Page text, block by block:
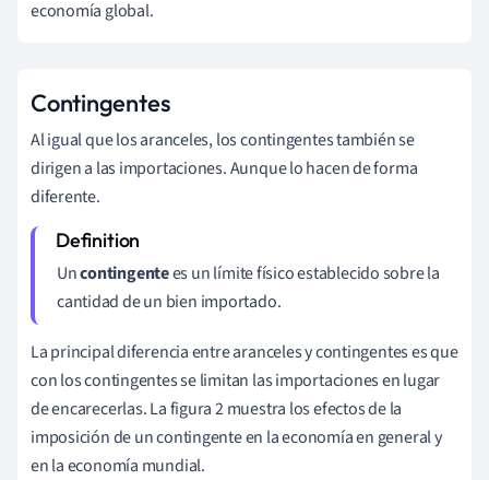
economía global.
Contingentes
Al igual que los aranceles, los contingentes también se
dirigen a las importaciones. Aunque lo hacen de forma
diferente.
Uncontingentees un límite físico establecido sobre la
cantidad de un bien importado.
La principal diferencia entre aranceles y contingentes es que
con los contingentes se limitan las importaciones en lugar
de encarecerlas. La figura 2 muestra los efectos de la
imposición de un contingente en la economía en general y
en la economía mundial.